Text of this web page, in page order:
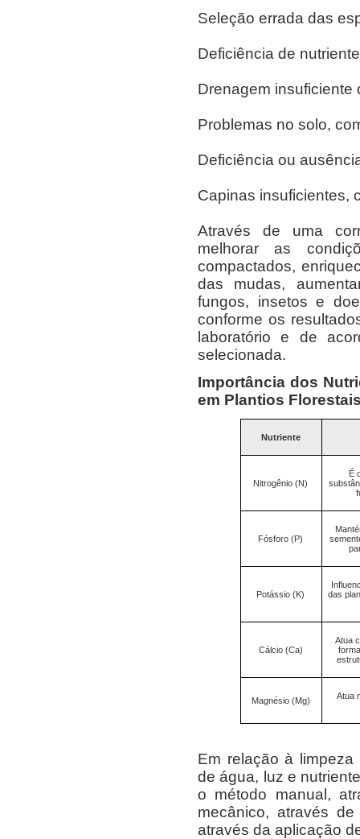
Seleção errada das
Deficiência de
Drenagem
Problemas no solo,
Deficiência ou
Capinas insuficientes,
Através de uma
melhorar as
compactados,
das mudas,
fungos, insetos e
conforme os
laboratório e de
selecionada.
Importância dos
em Plantios
Nutriente
Nitrogênio (N)
É
Fósforo (P)
Potássio (K)
das
Cálcio (Ca)
Atua
Magnésio (Mg) Atua
Em relação à
de água, luz e
o método manual,
mecânico, através
através da aplicação